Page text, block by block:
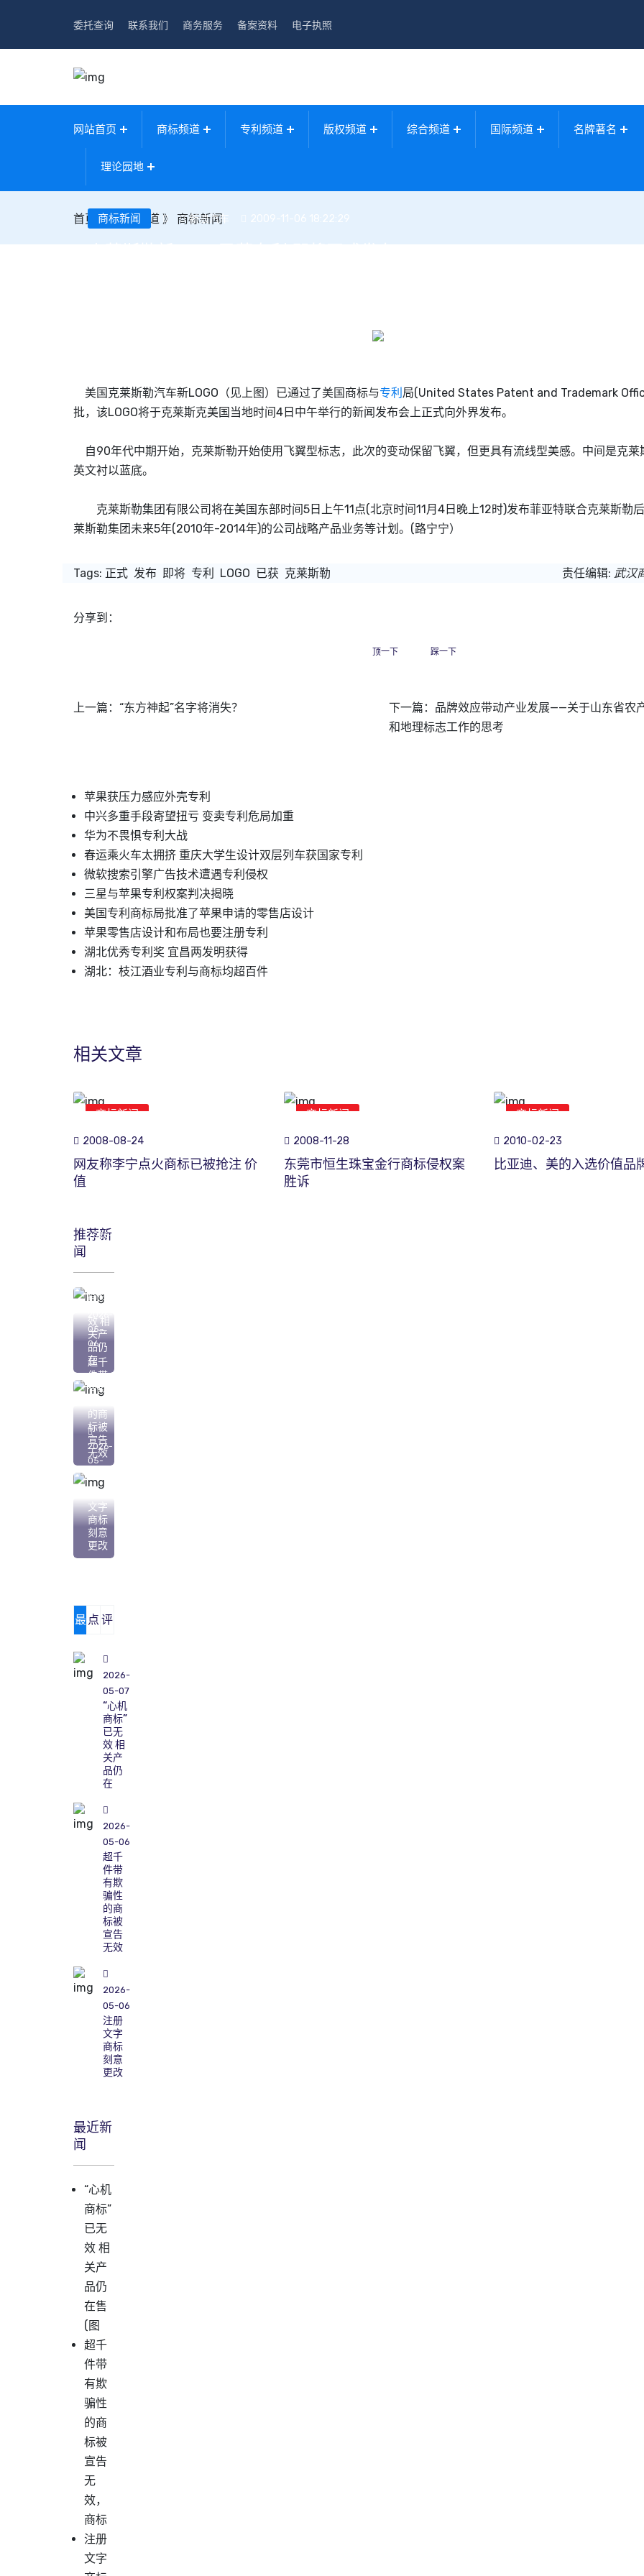
委托查询 联系我们 商务服务 备案资料 电子执照
网站首页 商标频道 专利频道 版权频道 综合频道 国际频道 名牌著名
理论园地
首页 》商标频道 》 商标新闻
商标新闻 新浪汽车 2009-11-06 18:22:29
美国克莱斯勒汽车新LOGO（见上图）已通过了美国商标与专利 局(United States Patent and Trademark
批，该LOGO将于克莱斯克美国当地时间4日中午举行的新闻发布会上正式向外界发布。
自90年代中期开始，克莱斯勒开始使用飞翼型标志，此次的变动保留飞翼，但更具有流线型美感。中间是克莱
英文衬以蓝底。
克莱斯勒集团有限公司将在美国东部时间5日上午11点(北京时间11月4日晚上12时)发布菲亚特联合克莱斯勒
莱斯勒集团未来5年(2010年-2014年)的公司战略产品业务等计划。(路宁宁）
Tags: 正式 发布 即将 专利 LOGO 已获 克莱斯勒 责任编辑: 武汉
分享到：
顶一下 踩一下
上一篇： “东方神起”名字将消失？ 下一篇： 品牌效应带动产业发展——关于山东省农
和地理标志工作的思考
苹果获压力感应外壳专利
中兴多重手段寄望扭亏 变卖专利危局加重
华为不畏惧专利大战
春运乘火车太拥挤 重庆大学生设计双层列车获国家专利
微软搜索引擎广告技术遭遇专利侵权
三星与苹果专利权案判决揭晓
美国专利商标局批准了苹果申请的零售店设计
苹果零售店设计和布局也要注册专利
湖北优秀专利奖 宜昌两发明获得
湖北：枝江酒业专利与商标均超百件
相关文章
商标新闻
2008-08-24
网友称李宁点火商标已被抢注 价
值
商标新闻
2008-11-28
东莞市恒生珠宝金行商标侵权案
胜诉
商标新闻
2010-02-23
比亚迪、美的入选价值品
推荐新
闻
2026-
商标”
效 相
关产
品仍
在
05-
06
超千
件带
有欺
的商
标被
宣告
无效
2026-
05-
文字
商标
刻意
更改
最 点 评
2026-
05-07
“心机
商标”
已无
效 相
关产
品仍
在
2026-
05-06
超千
件带
有欺
骗性
的商
标被
宣告
无效
2026-
05-06
注册
文字
商标
刻意
更改
最近新
闻
“心机
商标”
已无
效 相
关产
品仍
在售
(图
超千
件带
有欺
骗性
的商
标被
宣告
无
效，
商标
注册
文字